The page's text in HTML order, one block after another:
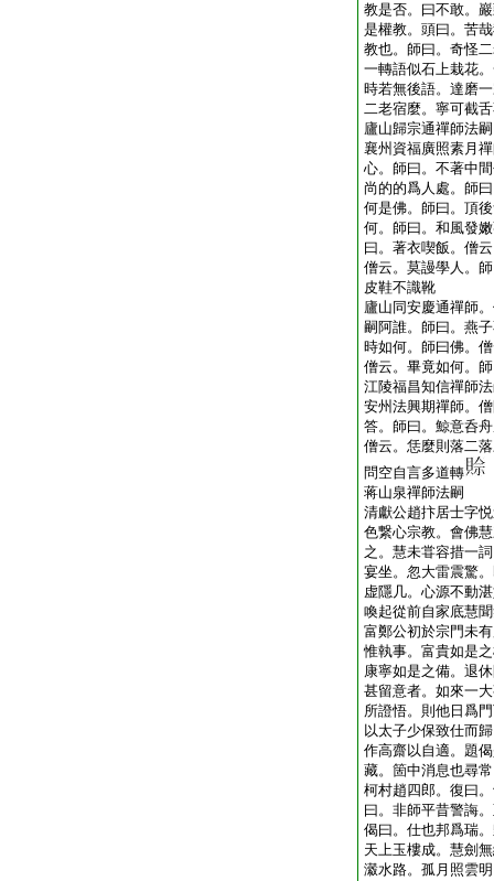
教是否。曰不敢。
是權教。頭曰。苦
教也。師曰。奇怪
一轉語似石上栽花
時若無後語。達磨
二老宿麼。寧可截
廬山歸宗通禪師法嗣
襄州資福廣照素月
心。師曰。不著中
尚的的爲人處。師
何是佛。師曰。頂
何。師曰。和風發
曰。著衣喫飯。僧
僧云。莫謾學人。
皮鞋不識靴
廬山同安慶通禪師
嗣阿誰。師曰。燕
時如何。師曰佛。
僧云。畢竟如何。
江陵福昌知信禪師
安州法興期禪師。
答。師曰。鯨意呑
僧云。恁麼則落二
問空自言多道轉
蒋山泉禪師法嗣
清獻公趙抃居士字
色繋心宗教。會佛
之。慧未甞容措一
宴坐。忽大雷震驚
虚隱几。心源不動
喚起從前自家底慧
富鄭公初於宗門未
惟執事。富貴如是
康寧如是之備。退
甚留意者。如來一
所證悟。則他日爲
以太子少保致仕而
作高齋以自適。題
藏。箇中消息也尋
柯村趙四郎。復曰
曰。非師平昔警誨
偈曰。仕也邦爲瑞
天上玉樓成。慧劍
瀫水路。孤月照雲明